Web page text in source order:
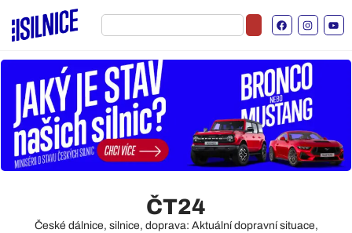
ČT24
České dálnice, silnice, doprava: Aktuální dopravní situace,